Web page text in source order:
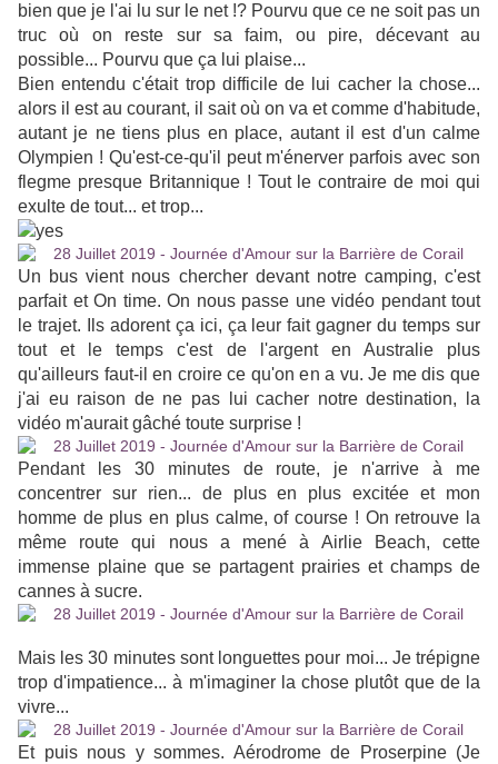
bien que je l'ai lu sur le net !? Pourvu que ce ne soit pas un
truc où on reste sur sa faim, ou pire, décevant au
possible... Pourvu que ça lui plaise...
Bien entendu c'était trop difficile de lui cacher la chose...
alors il est au courant, il sait où on va et comme d'habitude,
autant je ne tiens plus en place, autant il est d'un calme
Olympien ! Qu'est-ce-qu'il peut m'énerver parfois avec son
flegme presque Britannique ! Tout le contraire de moi qui
exulte de tout... et trop...
Un bus vient nous chercher devant notre camping, c'est
parfait et On time. On nous passe une vidéo pendant tout
le trajet. Ils adorent ça ici, ça leur fait gagner du temps sur
tout et le temps c'est de l'argent en Australie plus
qu'ailleurs faut-il en croire ce qu'on en a vu. Je me dis que
j'ai eu raison de ne pas lui cacher notre destination, la
vidéo m'aurait gâché toute surprise !
Pendant les 30 minutes de route, je n'arrive à me
concentrer sur rien... de plus en plus excitée et mon
homme de plus en plus calme, of course ! On retrouve la
même route qui nous a mené à Airlie Beach, cette
immense plaine que se partagent prairies et champs de
cannes à sucre.
Mais les 30 minutes sont longuettes pour moi... Je trépigne
trop d'impatience... à m'imaginer la chose plutôt que de la
vivre...
Et puis nous y sommes. Aérodrome de Proserpine (Je